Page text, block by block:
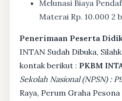
Melunasi Biaya
Materai Rp. 10.000 2
Penerimaan Peserta
INTAN Sudah Dibuka,
kontak berikut : PKBM
Sekolah Nasional (NPSN) :
Raya, Perum Graha Pesona